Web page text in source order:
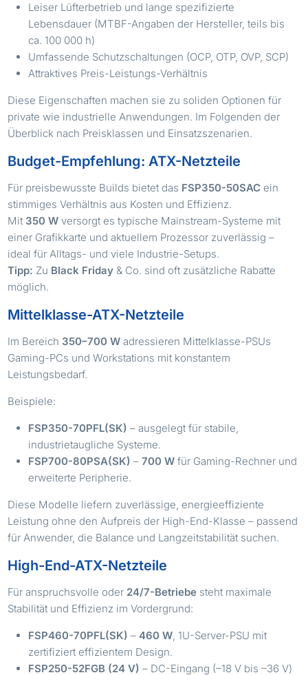
Leiser Lüfterbetrieb und lange spezifizierte
Lebensdauer (MTBF-Angaben der Hersteller, teils bis
ca. 100 000 h)
Umfassende Schutzschaltungen (OCP, OTP, OVP, SCP)
Attraktives Preis-Leistungs-Verhältnis
Diese Eigenschaften machen sie zu soliden Optionen für
private wie industrielle Anwendungen. Im Folgenden der
Überblick nach Preisklassen und Einsatzszenarien.
Budget-Empfehlung: ATX-Netzteile
Für preisbewusste Builds bietet das FSP350-50SAC ein
stimmiges Verhältnis aus Kosten und Effizienz.
Mit 350 W versorgt es typische Mainstream-Systeme mit
einer Grafikkarte und aktuellem Prozessor zuverlässig –
ideal für Alltags- und viele Industrie-Setups.
Tipp: Zu Black Friday & Co. sind oft zusätzliche Rabatte
möglich.
Mittelklasse-ATX-Netzteile
Im Bereich 350–700 W adressieren Mittelklasse-PSUs
Gaming-PCs und Workstations mit konstantem
Leistungsbedarf.
Beispiele:
FSP350-70PFL(SK) – ausgelegt für stabile,
industrietaugliche Systeme.
FSP700-80PSA(SK) –700 W für Gaming-Rechner und
erweiterte Peripherie.
Diese Modelle liefern zuverlässige, energieeffiziente
Leistung ohne den Aufpreis der High-End-Klasse – passend
für Anwender, die Balance und Langzeitstabilität suchen.
High-End-ATX-Netzteile
Für anspruchsvolle oder 24/7-Betriebe steht maximale
Stabilität und Effizienz im Vordergrund:
FSP460-70PFL(SK) –460 W, 1U-Server-PSU mit
zertifiziert effizientem Design.
FSP250-52FGB (24 V) – DC-Eingang (–18 V bis –36 V)